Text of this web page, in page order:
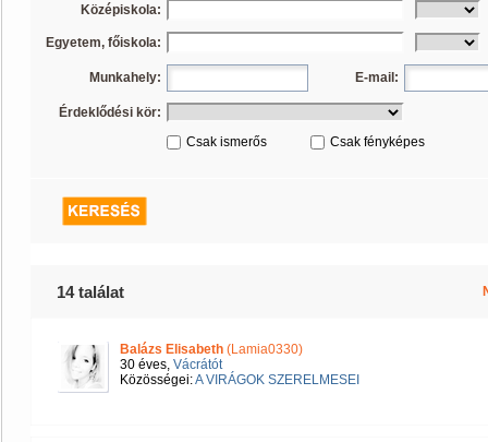
Középiskola:
Egyetem, főiskola:
Munkahely: E-mail:
Érdeklődési kör:
Csak ismerős
Csak fényképes
14 találat
Balázs Elisabeth (Lamia0330)
30 éves, Vácrátót
Közösségei:A VIRÁGOK SZERELMESEI